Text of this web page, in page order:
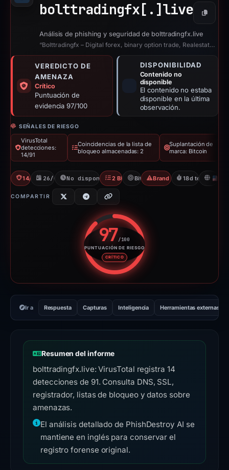
bolttradingfx[.] live Copiar
Análisis de phishing y seguridad de bolttradingfx.live
“Bolttradingfx – Digital forex, binary option trade, Realestate, cryptomining ...”
VEREDICTO DE
AMENAZA
Crítico
Puntuación de
evidencia 97/100
DISPONIBILIDAD
Contenido no
disponible
El contenido no estaba
disponible en la última
observación.
SEÑALES DE RIESGO
VirusTotal
detecciones:
14/91
Coincidencias de la lista de
bloqueo almacenadas: 2
Suplantación de
marca: Bitcoin
14/91 VT26/02/2026No disponible desde 16/03/2026
2 BlocklistsBitcoinBrand Impersonation
18d to
COMPARTIR
97/100
PUNTUACIÓN DE RIESGO
CRÍTICO
Puntuación de riesgo: 97
Ir a Respuesta Capturas Inteligencia Herramientas externas
Resumen del informe
bolttradingfx.live: VirusTotal registra 14
detecciones de 91. Consulta DNS, SSL,
registrador, listas de bloqueo y datos sobre
amenazas.
El análisis detallado de PhishDestroy AI se
mantiene en inglés para conservar el
registro forense original.